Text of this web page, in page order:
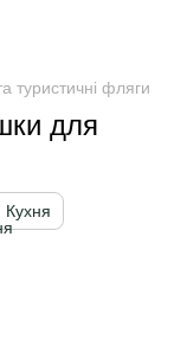
туристичні фляги
для
Кухня